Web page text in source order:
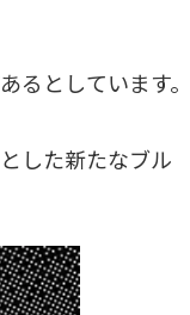
るとしています。
した新たなブル